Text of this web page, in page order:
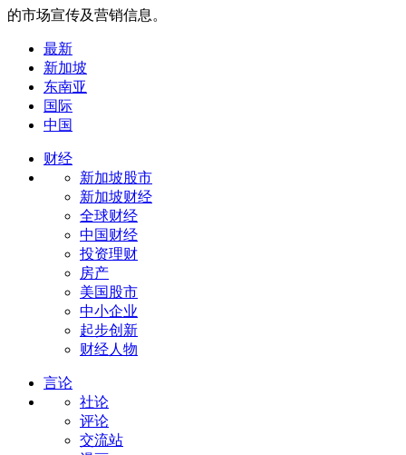
的市场宣传及营销信息。
最新
新加坡
东南亚
国际
中国
财经
新加坡股市
新加坡财经
全球财经
中国财经
投资理财
房产
美国股市
中小企业
起步创新
财经人物
言论
社论
评论
交流站